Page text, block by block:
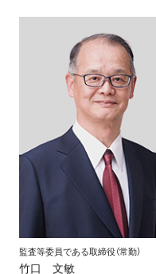
監査等委員である取締役（常勤）
竹口 文敏